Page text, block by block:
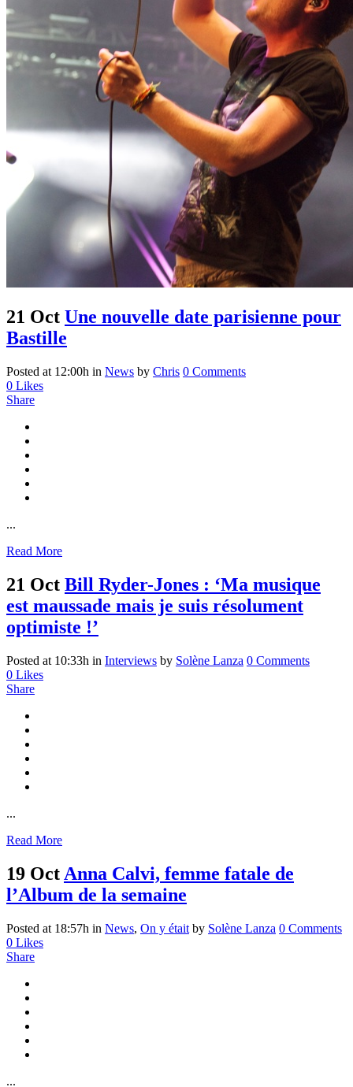
21 Oct Une nouvelle date parisienne pour
Bastille
Posted at 12:00h in News by Chris 0 Comments
0 Likes
Share
...
Read More
21 Oct Bill Ryder-Jones : ‘Ma musique
est maussade mais je suis résolument
optimiste !’
Posted at 10:33h in Interviews by Solène Lanza 0 Comments
0 Likes
Share
...
Read More
19 Oct Anna Calvi, femme fatale de
l’Album de la semaine
Posted at 18:57h in News, On y était by Solène Lanza 0 Comments
0 Likes
Share
...